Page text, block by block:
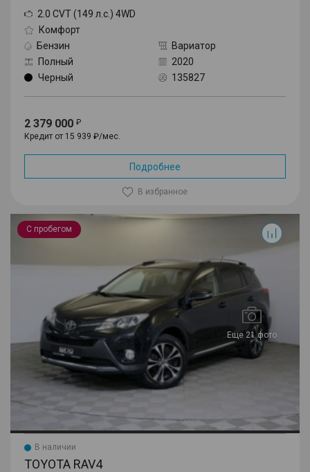
2.0 CVT (149 л.с.) 4WD
Комфорт
Бензин
Вариатор
Полный
2020
Черный
135827
2 379 000
Кредит от 15 939 ₽/мес.
Подробнее
В избранное
С пробегом
Еще 21 фото
RAV4
В наличии
TOYOTA RAV4